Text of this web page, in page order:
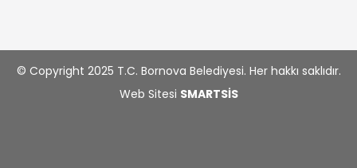
© Copyright 2025 T.C. Bornova Belediyesi. Her hakkı saklıdır.
Web Sitesi SMARTSİS